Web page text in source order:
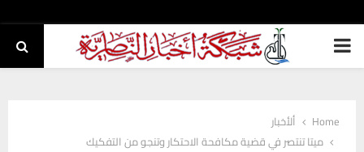
PRIMARY
Home
ألأخبار
ميتا تنتصر في قضية مكافحة الاحتكار وتنجو من التفكيك